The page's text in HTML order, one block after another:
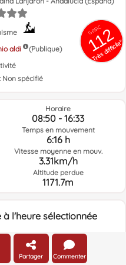
GRSIC
112
Très difficile"
aldi
(Publique)
Non spécifié
Horaire
08:50 - 16:33
Temps en mouvement
6:16 h
Vitesse moyenne en mouv.
3.31km/h
Altitude perdue
1171.7m
l'heure sélectionnée
Partager Commenter